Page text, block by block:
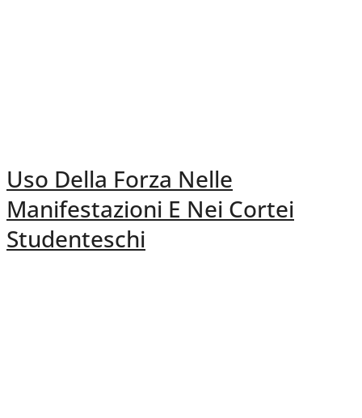
Uso Della Forza Nelle
Manifestazioni E Nei Cortei
Studenteschi